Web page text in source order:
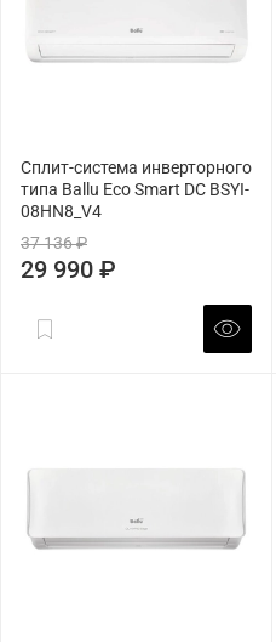
Сплит-система инверторного
типа Ballu Eco Smart DC BSYI-
08HN8_V4
37 136 ₽
29 990 ₽